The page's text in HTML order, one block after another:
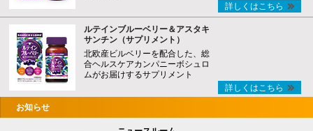
詳しくはこちら
ルテインブルーベリー＆アスタキ
サンチン（サプリメント）
北欧産ビルベリーを配合した、総
合ヘルスケアカンパニーボシュロ
ムがお届けするサプリメント
詳しくはこちら
お知らせ